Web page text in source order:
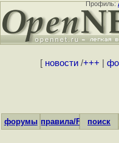
Профиль:
[ новости/+++
форумы правила/FAQпоиск